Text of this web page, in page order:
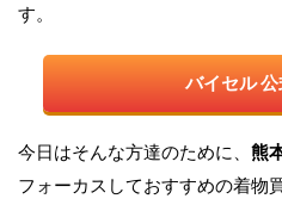
す。
バイセル公
今日はそんな方達のために、 熊
フォーカスしておすすめの着物